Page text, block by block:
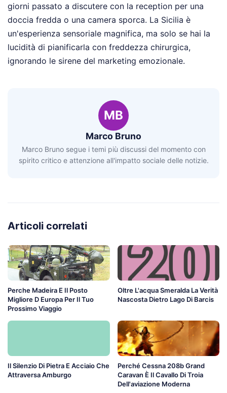
giorni passato a discutere con la reception per una
doccia fredda o una camera sporca. La Sicilia è
un'esperienza sensoriale magnifica, ma solo se hai la
lucidità di pianificarla con freddezza chirurgica,
ignorando le sirene del marketing emozionale.
MB
Marco Bruno
Marco Bruno segue i temi più discussi del momento con
spirito critico e attenzione all'impatto sociale delle notizie.
Articoli correlati
Perche Madeira E Il Posto
Migliore D Europa Per Il Tuo
Prossimo Viaggio
Oltre L'acqua Smeralda La Verità
Nascosta Dietro Lago Di Barcis
Il Silenzio Di Pietra E Acciaio Che
Attraversa Amburgo
Perché Cessna 208b Grand
Caravan È Il Cavallo Di Troia
Dell'aviazione Moderna